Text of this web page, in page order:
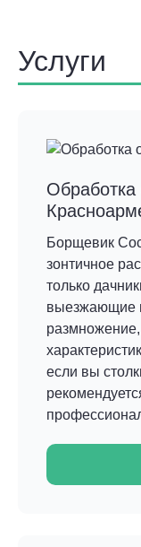
Услуги
Борщевик
зонтичное
только
выезжающие
размножение,
если вы